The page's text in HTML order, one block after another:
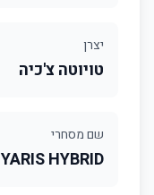
יצרן
טויוטה צ'כיה
שם מסחרי
YARIS HYBRID